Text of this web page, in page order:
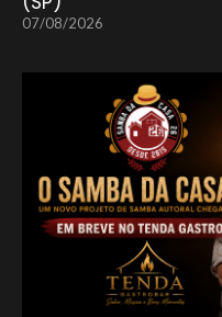
07/08/2026